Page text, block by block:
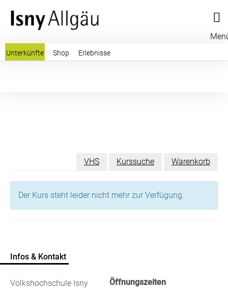
Unterkünfte Shop Erlebnisse
VHS Kurssuche Warenkorb
Der Kurs steht leider nicht mehr zur Verfügung.
Infos & Kontakt
Volkshochschule Isny
Öffnungszeiten